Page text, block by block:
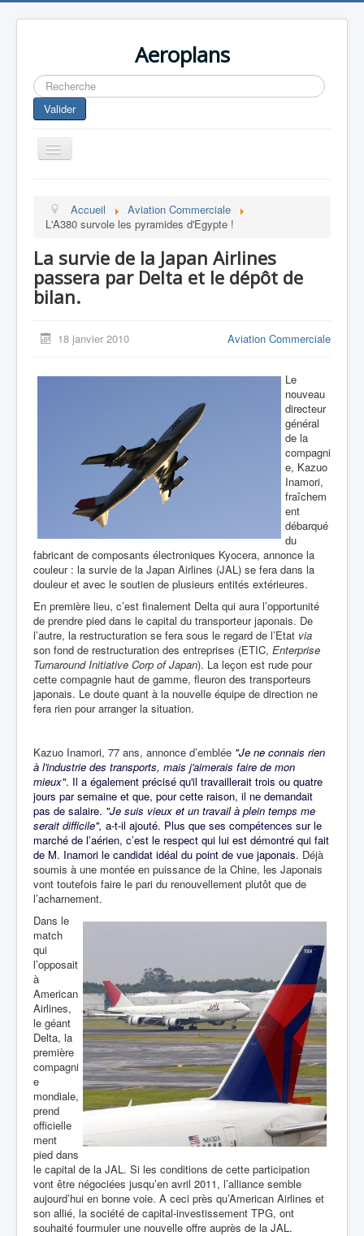
Aeroplans
Rechercher
Valider
Toggle
Navigation
Aviation Commerciale
Aviation Militaire
Europespace
Accueil
Aviation Commerciale
L'A380 survole les pyramides d'Egypte !
La survie de la Japan Airlines
passera par Delta et le dépôt de
bilan.
18 janvier 2010 Aviation Commerciale
Le
nouveau
directeur
général
de la
compagni
e, Kazuo
Inamori,
fraîchem
ent
débarqué
du
fabricant de composants électroniques Kyocera, annonce la
couleur : la survie de la Japan Airlines (JAL) se fera dans la
douleur et avec le soutien de plusieurs entités extérieures.
En première lieu, c’est finalement Delta qui aura l’opportunité
de prendre pied dans le capital du transporteur japonais. De
l’autre, la restructuration se fera sous le regard de l’Etat via
son fond de restructuration des entreprises (ETIC, Enterprise
Turnaround Initiative Corp of Japan). La leçon est rude pour
cette compagnie haut de gamme, fleuron des transporteurs
japonais. Le doute quant à la nouvelle équipe de direction ne
fera rien pour arranger la situation.
Kazuo Inamori, 77 ans, annonce d’emblée "Je ne connais rien
à l'industrie des transports, mais j'aimerais faire de mon
mieux". Il a également précisé qu'il travaillerait trois ou quatre
jours par semaine et que, pour cette raison, il ne demandait
pas de salaire. "Je suis vieux et un travail à plein temps me
serait difficile", a-t-il ajouté. Plus que ses compétences sur le
marché de l’aérien, c’est le respect qui lui est démontré qui fait
de M. Inamori le candidat idéal du point de vue japonais. Déjà
soumis à une montée en puissance de la Chine, les Japonais
vont toutefois faire le pari du renouvellement plutôt que de
l’acharnement.
Dans le
match
qui
l’opposait
à
American
Airlines,
le géant
Delta, la
première
compagni
e
mondiale,
prend
officielle
ment
pied dans
le capital de la JAL. Si les conditions de cette participation
vont être négociées jusqu’en avril 2011, l’alliance semble
aujourd’hui en bonne voie. A ceci près qu’American Airlines et
son allié, la société de capital-investissement TPG, ont
souhaité fourmuler une nouvelle offre auprès de la JAL.